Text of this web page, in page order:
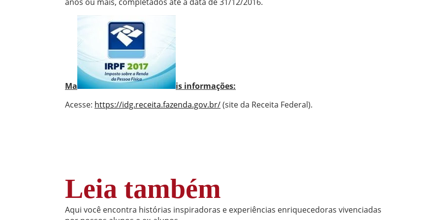
Ma
is informações:
Acesse: https://idg.receita.fazenda.gov.br/(site da Receita Federal).
Leia também
Aqui você encontra histórias inspiradoras e experiências enriquecedoras vivenciadas